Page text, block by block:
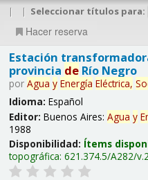
| | Seleccionar títulos para:
Hacer reserva
Estación
provincia deRío Negro
por Agua y Energía Eléctrica,
Idioma: Español
Editor: Buenos Aires: Agua y
1988
Disponibilidad: Ítems
topográfica: 621.374.5/A282/v.2